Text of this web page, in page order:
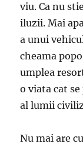
viu. Ca nu
iluzii. Mai
a unui
cheama
umplea
o viata cat
al lumii
Nu mai are